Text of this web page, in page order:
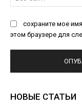
сохраните мое
этом браузере для
НОВЫЕ СТАТЬИ